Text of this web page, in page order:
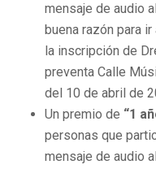
mensaje de audio
buena razón para
la inscripción de
preventa Calle
del 10 de abril de
Un premio de “1
personas que
mensaje de audio